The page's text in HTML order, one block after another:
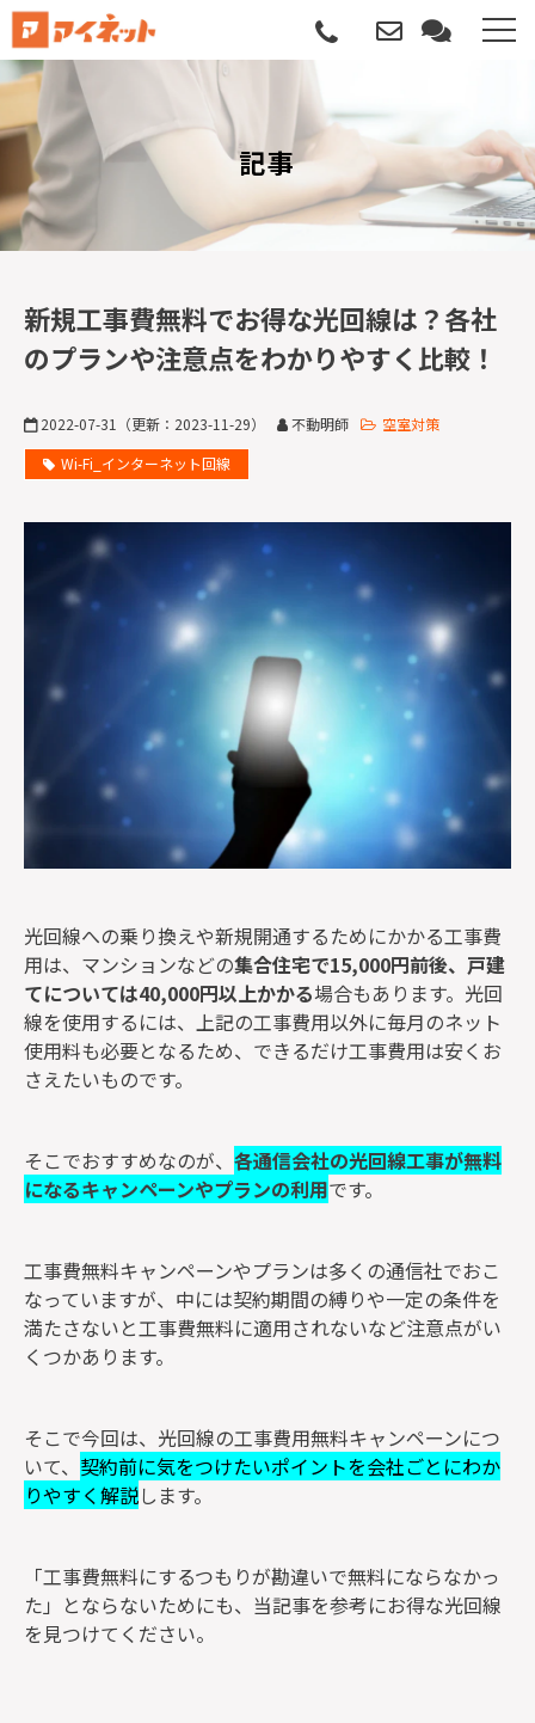
選ばれる理由
導入について
サポートについて
記事
資料請求
記事
新規工事費無料でお得な光回線は？各社
のプランや注意点をわかりやすく比較！
2022-07-31 （更新： 2023-11-29） 不動明師
空室対策
Wi-Fi_インターネット回線
光回線への乗り換えや新規開通するためにかかる工事費
用は、マンションなどの集合住宅で15,000円前後、戸建
てについては40,000円以上かかる場合もあります。光回
線を使用するには、上記の工事費用以外に毎月のネット
使用料も必要となるため、できるだけ工事費用は安くお
さえたいものです。
そこでおすすめなのが、 各通信会社の光回線工事が無料
になるキャンペーンやプランの利用です。
工事費無料キャンペーンやプランは多くの通信社でおこ
なっていますが、中には契約期間の縛りや一定の条件を
満たさないと工事費無料に適用されないなど注意点がい
くつかあります。
そこで今回は、光回線の工事費用無料キャンペーンにつ
いて、 契約前に気をつけたいポイントを会社ごとにわか
りやすく解説します。
「工事費無料にするつもりが勘違いで無料にならなかっ
た」とならないためにも、当記事を参考にお得な光回線
を見つけてください。